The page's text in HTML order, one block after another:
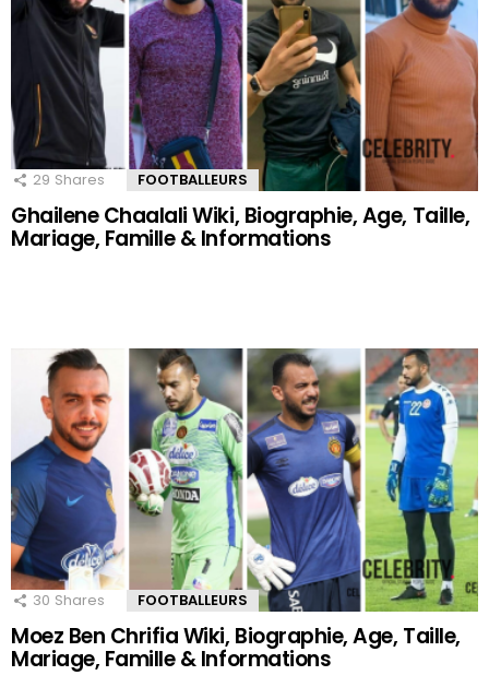
29 Shares FOOTBALLEURS
Ghailene Chaalali Wiki, Biographie, Age, Taille,
Mariage, Famille & Informations
30 Shares FOOTBALLEURS
Moez Ben Chrifia Wiki, Biographie, Age, Taille,
Mariage, Famille & Informations